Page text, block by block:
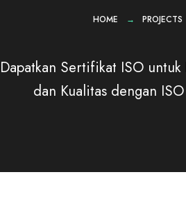
HOME PROJECTS
Dapatkan Sertifikat ISO
dan Kualitas dengan